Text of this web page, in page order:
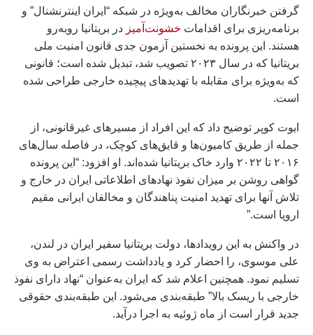
گرفتن خبرنگاران مخالف به‌ویژه در شبکه “ایران اینترنشنال” و
برنامه‌ریزی برای اقدامات خشونت‌آمیز در بریتانیا روبه‌رو
هستند. این پرونده به نخستین آزمون جدی قانون امنیت ملی
بریتانیا که در سال ۲۰۲۳ تصویب شد، تبدیل شده است؛ قانونی
که به‌ویژه برای مقابله با تهدیدهای پیچیده خارجی طراحی شده
است.
ایوت کوپر توضیح داد که این افراد از مسیرهای غیرقانونی، از
جمله از طریق کامیون‌ها و قایق‌های کوچک، در فاصله سال‌های
۲۰۱۶ تا ۲۰۲۲ وارد خاک بریتانیا شده‌اند. او افزود: “این پرونده
گواهی روشن بر میزان نفوذ نهادهای اطلاعاتی ایران در خارج و
تلاش آنها برای تهدید امنیت پناهندگان و مخالفان ایرانی مقیم
اروپا است.”
در واکنش به این رویدادها، دولت بریتانیا سفیر ایران در لندن،
علی موسوی، را احضار کرد و یادداشت رسمی اعتراض به وی
تسلیم نمود. همچنین اعلام شد که ایران به‌عنوان “نهاد دارای نفوذ
خارجی با ریسک بالا” طبقه‌بندی می‌شود. این طبقه‌بندی حقوقی
جدید قرار است از ماه ژوئیه به اجرا درآید.